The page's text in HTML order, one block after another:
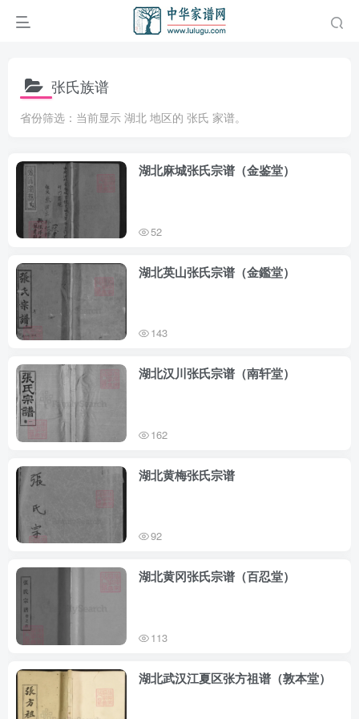
张氏族谱
省份筛选：当前显示 湖北 地区的 张氏 家谱。
湖北麻城张氏宗谱（金鉴堂）
52
湖北英山张氏宗谱（金鑑堂）
143
湖北汉川张氏宗谱（南轩堂）
162
湖北黄梅张氏宗谱
92
湖北黄冈张氏宗谱（百忍堂）
113
湖北武汉江夏区张方祖谱（敦本堂）